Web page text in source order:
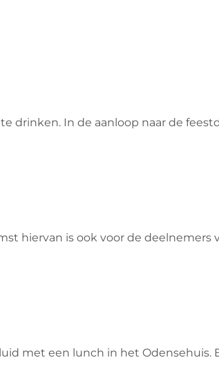
drinken. In de aanloop naar de
hiervan is ook voor de deelnemers
met een lunch in het Odensehuis.